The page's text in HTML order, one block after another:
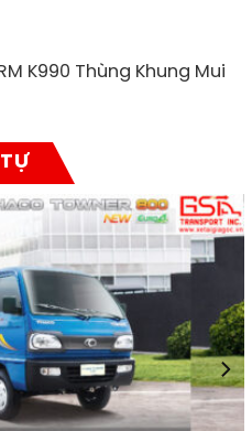
K990 Thùng Khung Mui